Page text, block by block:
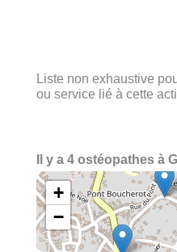
Liste non exhaustive
ou service lié à cette
Il y a 4 ostéopathes à
+
−